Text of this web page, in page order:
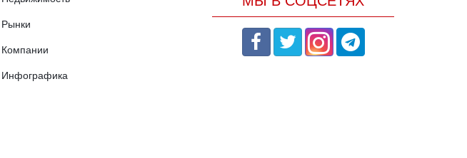
Рынки
Компании
Инфографика